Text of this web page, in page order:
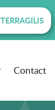
Contact